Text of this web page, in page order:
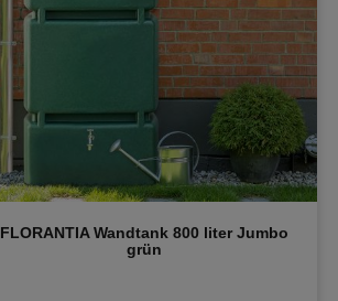
FLORANTIA Wandtank 800 liter Jumbo
grün